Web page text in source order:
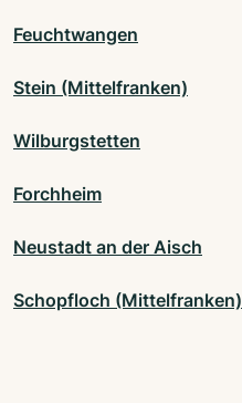
Feuchtwangen
Stein (Mittelfranken)
Wilburgstetten
Forchheim
Neustadt an der Aisch
Schopfloch (Mittelfranken)